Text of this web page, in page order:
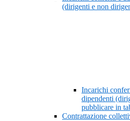
(dirigenti e non
Incarichi
dipendenti
pubblicare in
Contrattazione